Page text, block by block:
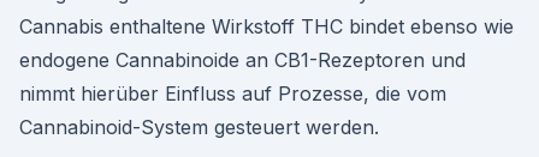
Cannabis enthaltene Wirkstoff THC bindet ebenso wie
endogene Cannabinoide an CB1-Rezeptoren und
nimmt hierüber Einfluss auf Prozesse, die vom
Cannabinoid-System gesteuert werden.